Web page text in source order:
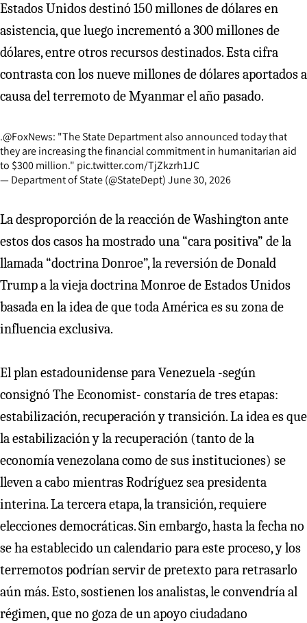
Estados Unidos destinó 150 millones de dólares en
asistencia, que luego incrementó a 300 millones de
dólares, entre otros recursos destinados. Esta cifra
contrasta con los nueve millones de dólares aportados a
causa del terremoto de Myanmar el año pasado.
.@FoxNews: "The State Department also announced today that
they are increasing the financial commitment in humanitarian aid
to $300 million." pic.twitter.com/TjZkzrh1JC
— Department of State (@StateDept)June 30, 2026
La desproporción de la reacción de Washington ante
estos dos casos ha mostrado una “cara positiva” de la
llamada “doctrina Donroe”, la reversión de Donald
Trump a la vieja doctrina Monroe de Estados Unidos
basada en la idea de que toda América es su zona de
influencia exclusiva.
El plan estadounidense para Venezuela -según
consignó The Economist- constaría de tres etapas:
estabilización, recuperación y transición. La idea es que
la estabilización y la recuperación (tanto de la
economía venezolana como de sus instituciones) se
lleven a cabo mientras Rodríguez sea presidenta
interina. La tercera etapa, la transición, requiere
elecciones democráticas. Sin embargo, hasta la fecha no
se ha establecido un calendario para este proceso, y los
terremotos podrían servir de pretexto para retrasarlo
aún más. Esto, sostienen los analistas, le convendría al
régimen, que no goza de un apoyo ciudadano